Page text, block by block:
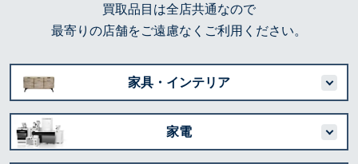
買取品目は全店共通なので
最寄りの店舗をご遠慮なくご利用ください。
家具・インテリア
家電